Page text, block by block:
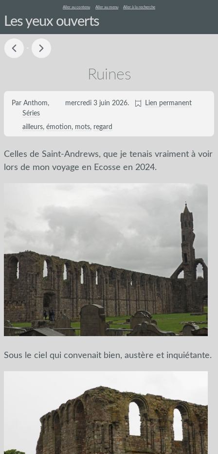
Aller au contenu Aller au menu Aller à la recherche
Les yeux ouverts
-
Ruines
Par Anthom, mercredi 3 juin 2026.
Lien permanent
Séries
ailleurs émotion mots regard
Celles de Saint-Andrews, que je tenais vraiment à voir
lors de mon voyage en Ecosse en 2024.
Sous le ciel qui convenait bien, austère et inquiétante.